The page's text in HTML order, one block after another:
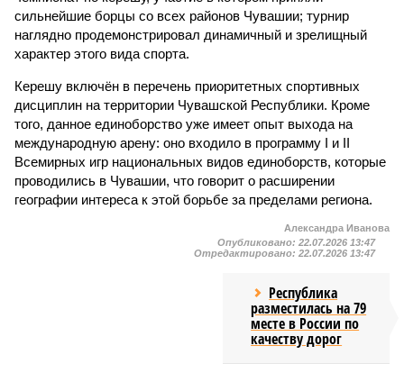
сильнейшие борцы со всех районов Чувашии; турнир
наглядно продемонстрировал динамичный и зрелищный
характер этого вида спорта.
Керешу включён в перечень приоритетных спортивных
дисциплин на территории Чувашской Республики. Кроме
того, данное единоборство уже имеет опыт выхода на
международную арену: оно входило в программу I и II
Всемирных игр национальных видов единоборств, которые
проводились в Чувашии, что говорит о расширении
географии интереса к этой борьбе за пределами региона.
Александра Иванова
Опубликовано: 22.07.2026 13:47
Отредактировано: 22.07.2026 13:47
Республика
разместилась на 79
месте в России по
качеству дорог